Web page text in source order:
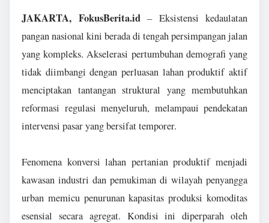
JAKARTA, FokusBerita.id– Eksistensi kedaulatan
pangan nasional kini berada di tengah persimpangan jalan
yang kompleks. Akselerasi pertumbuhan demografi yang
tidak diimbangi dengan perluasan lahan produktif aktif
menciptakan tantangan struktural yang membutuhkan
reformasi regulasi menyeluruh, melampaui pendekatan
intervensi pasar yang bersifat temporer.
Fenomena konversi lahan pertanian produktif menjadi
kawasan industri dan pemukiman di wilayah penyangga
urban memicu penurunan kapasitas produksi komoditas
esensial secara agregat. Kondisi ini diperparah oleh